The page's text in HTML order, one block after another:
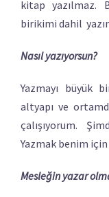
kitap yazılmaz.
birikimi dahil
Nasıl yazıyorsun?
Yazmayı büyük
altyapı ve
çalışıyorum.
Yazmak benim
Mesleğin yazar